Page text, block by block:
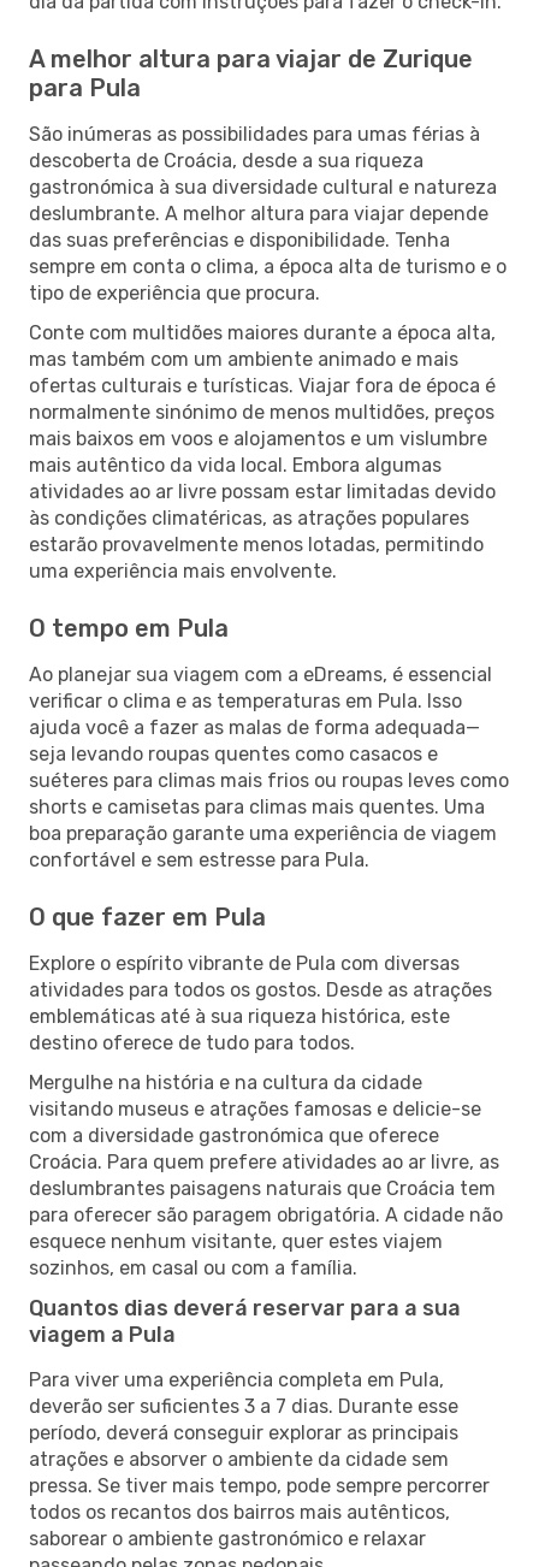
A melhor altura para viajar de Zurique
para Pula
São inúmeras as possibilidades para umas férias à
descoberta de Croácia, desde a sua riqueza
gastronómica à sua diversidade cultural e natureza
deslumbrante. A melhor altura para viajar depende
das suas preferências e disponibilidade. Tenha
sempre em conta o clima, a época alta de turismo e o
tipo de experiência que procura.
Conte com multidões maiores durante a época alta,
mas também com um ambiente animado e mais
ofertas culturais e turísticas. Viajar fora de época é
normalmente sinónimo de menos multidões, preços
mais baixos em voos e alojamentos e um vislumbre
mais autêntico da vida local. Embora algumas
atividades ao ar livre possam estar limitadas devido
às condições climatéricas, as atrações populares
estarão provavelmente menos lotadas, permitindo
uma experiência mais envolvente.
O tempo em Pula
Ao planejar sua viagem com a eDreams, é essencial
verificar o clima e as temperaturas em Pula. Isso
ajuda você a fazer as malas de forma adequada—
seja levando roupas quentes como casacos e
suéteres para climas mais frios ou roupas leves como
shorts e camisetas para climas mais quentes. Uma
boa preparação garante uma experiência de viagem
confortável e sem estresse para Pula.
O que fazer em Pula
Explore o espírito vibrante de Pula com diversas
atividades para todos os gostos. Desde as atrações
emblemáticas até à sua riqueza histórica, este
destino oferece de tudo para todos.
Mergulhe na história e na cultura da cidade
visitando museus e atrações famosas e delicie-se
com a diversidade gastronómica que oferece
Croácia. Para quem prefere atividades ao ar livre, as
deslumbrantes paisagens naturais que Croácia tem
para oferecer são paragem obrigatória. A cidade não
esquece nenhum visitante, quer estes viajem
sozinhos, em casal ou com a família.
Quantos dias deverá reservar para a sua
viagem a Pula
Para viver uma experiência completa em Pula,
deverão ser suficientes 3 a 7 dias. Durante esse
período, deverá conseguir explorar as principais
atrações e absorver o ambiente da cidade sem
pressa. Se tiver mais tempo, pode sempre percorrer
todos os recantos dos bairros mais autênticos,
saborear o ambiente gastronómico e relaxar